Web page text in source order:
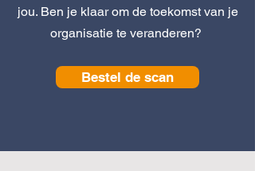
jou. Ben je klaar om de toekomst van je
organisatie te veranderen?
Bestel de scan